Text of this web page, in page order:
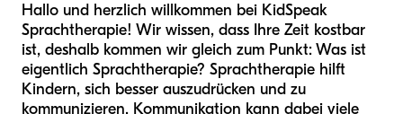
Hallo und herzlich willkommen bei KidSpeak
Sprachtherapie! Wir wissen, dass Ihre Zeit kostbar
ist, deshalb kommen wir gleich zum Punkt: Was ist
eigentlich Sprachtherapie? Sprachtherapie hilft
Kindern, sich besser auszudrücken und zu
kommunizieren. Kommunikation kann dabei viele